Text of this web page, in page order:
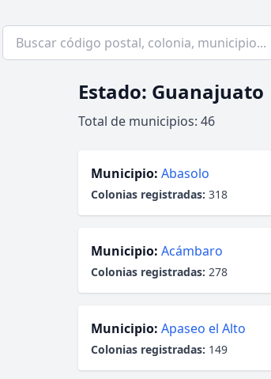
Estado: Guanajuato
Total de municipios: 46
Municipio: Abasolo
Colonias registradas: 318
Municipio: Acámbaro
Colonias registradas: 278
Municipio: Apaseo el Alto
Colonias registradas: 149